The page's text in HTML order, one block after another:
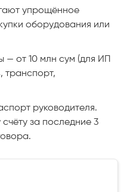
упрощённое
оборудования или
— от 10 млн сум (для ИП
транспорт,
руководителя.
за последние 3